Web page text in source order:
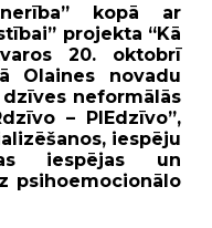
kopā ar
projekta “Kā
20. oktobrī
Olaines novadu
neformālās
– PIEdzīvo”,
iespēju
iespējas un
psihoemocionālo